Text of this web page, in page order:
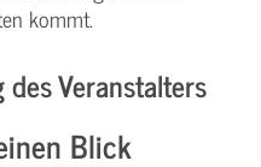
kommt.
Veranstalters
Blick